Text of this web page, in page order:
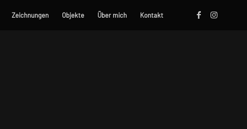
Zeichnungen Objekte Über mich Kontakt